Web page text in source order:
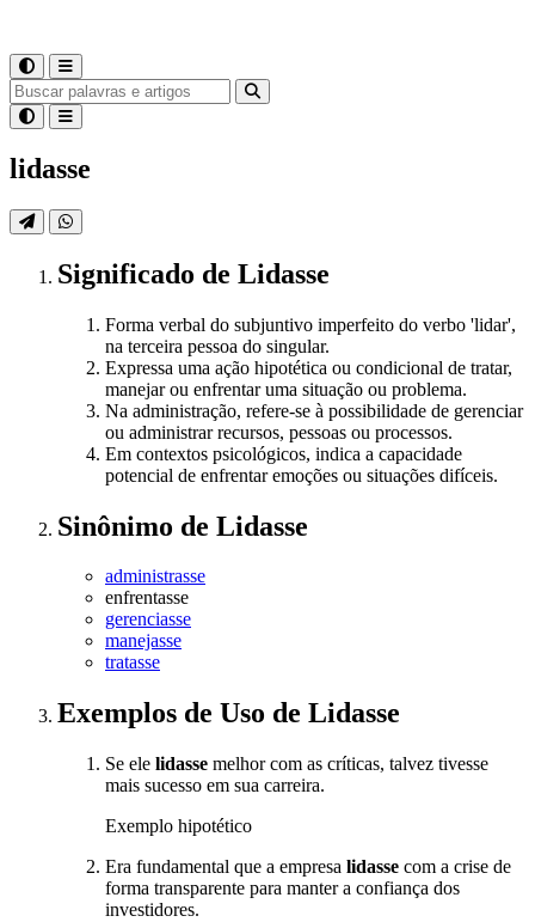
lidasse
Significado de Lidasse
Forma verbal do subjuntivo imperfeito do verbo 'lidar',
na terceira pessoa do singular.
Expressa uma ação hipotética ou condicional de tratar,
manejar ou enfrentar uma situação ou problema.
Na administração, refere-se à possibilidade de gerenciar
ou administrar recursos, pessoas ou processos.
Em contextos psicológicos, indica a capacidade
potencial de enfrentar emoções ou situações difíceis.
Sinônimo de Lidasse
administrasse
enfrentasse
gerenciasse
manejasse
tratasse
Exemplos de Uso de Lidasse
Se ele lidasse melhor com as críticas, talvez tivesse
mais sucesso em sua carreira.
Exemplo hipotético
Era fundamental que a empresa lidasse com a crise de
forma transparente para manter a confiança dos
investidores.